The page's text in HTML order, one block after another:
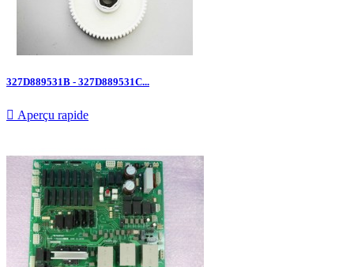
327D889531B - 327D889531C...
 Aperçu rapide